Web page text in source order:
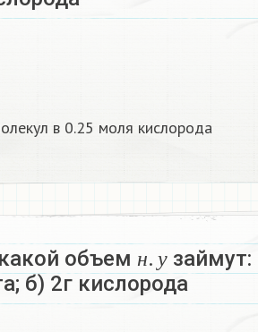
в 0.25 моля кислорода
объем н у
н у займут:
б) 2г кислорода